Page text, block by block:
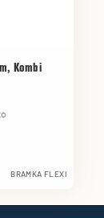
Kombi
BRAMKA FLEXI